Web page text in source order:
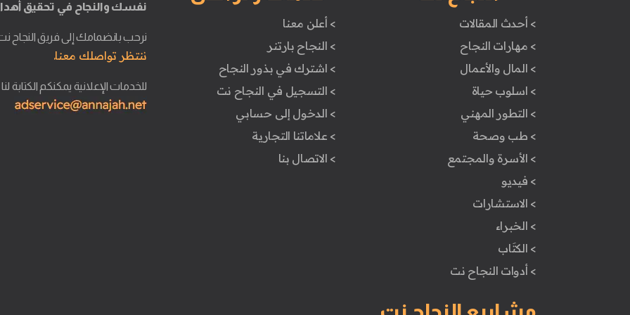
> أحدث المقالات
> مهارات النجاح
> المال والأعمال
> اسلوب حياة
> التطور المهني
> طب وصحة
> الأسرة والمجتمع
> فيديو
> الاستشارات
> الخبراء
> الكتَاب
> أدوات النجاح نت
> أعلن معنا
> النجاح بارتنر
> اشترك في بذور النجاح
> التسجيل في النجاح نت
> الدخول إلى حسابي
> علاماتنا التجارية
> الاتصال بنا
نفسك والنجاح في تحقيق
نرحب بانضمامك إلى فريق النجاح
ننتظر تواصلك معنا.
للخدمات الإعلانية يمكنكم الكتابة لنا